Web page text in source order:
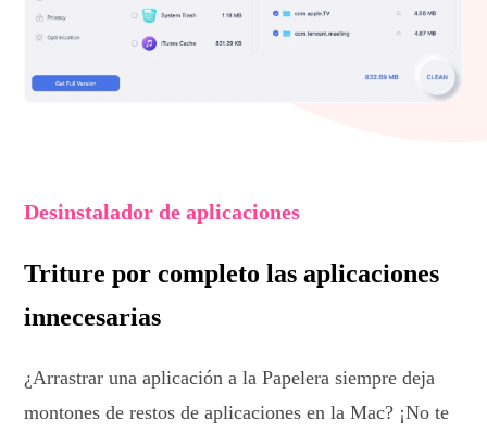
Desinstalador de aplicaciones
Triture por completo las aplicaciones
innecesarias
¿Arrastrar una aplicación a la Papelera siempre deja
montones de restos de aplicaciones en la Mac? ¡No te